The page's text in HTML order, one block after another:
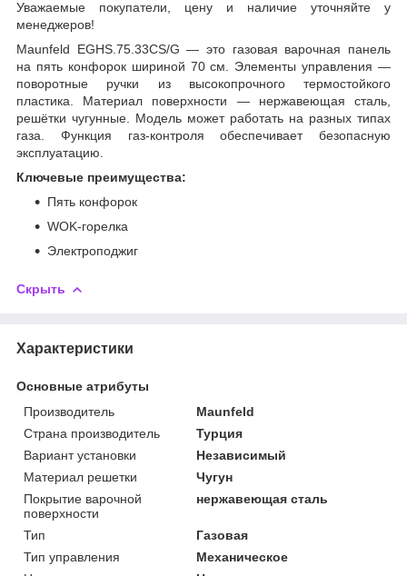
Уважаемые покупатели, цену и наличие уточняйте у
менеджеров!
Maunfeld EGHS.75.33CS/G — это газовая варочная панель
на пять конфорок шириной 70 см. Элементы управления —
поворотные ручки из высокопрочного термостойкого
пластика. Материал поверхности — нержавеющая сталь,
решётки чугунные. Модель может работать на разных типах
газа. Функция газ-контроля обеспечивает безопасную
эксплуатацию.
Ключевые преимущества:
Пять конфорок
WOK-горелка
Электроподжиг
Скрыть
Характеристики
Основные атрибуты
Производитель
Maunfeld
Страна производитель
Турция
Вариант установки
Независимый
Материал решетки
Чугун
Покрытие варочной
поверхности
нержавеющая сталь
Тип
Газовая
Тип управления
Механическое